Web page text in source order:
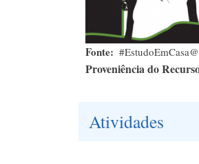
Fonte #EstudoEmCasa@
Proveniência do
Atividades